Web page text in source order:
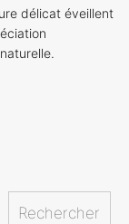
délicat éveillent
Rechercher